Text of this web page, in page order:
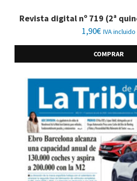
Revista digital nº 719 (2ª
1,90€ IVA incluido
COMPRAR